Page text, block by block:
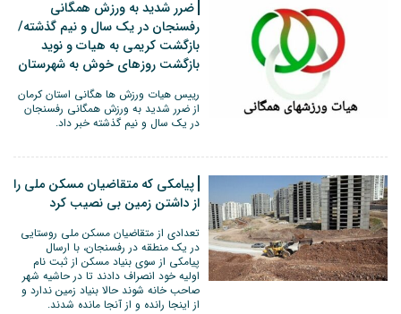
ضرر شدید به ورزش همگانی
رفسنجان در یک سال و نیم گذشته/
بازگشت کریمی به هیات و نوید
بازگشت روزهای خوش به شهرستان
رییس هیات ورزش ها هگانی استان کرمان
از ضرر شدید به ورزش همگانی رفسنجان
در یک سال و نیم گذشته خبر داد.
پیامکی که متقاضیان مسکن ملی را
از داشتن زمین بی نصیب کرد
تعدادی از متقاضیان مسکن ملی روستایی
در یک منطقه در رفسنجان، با ارسال
پیامکی از سوی بنیاد مسکن از ثبت نام
اولیه خود انصراف دادند تا در حاشیه شهر
صاحب خانه شوند حالا بنیاد زمین ندارد و
از اینجا رانده و از آنجا مانده شدند‌.